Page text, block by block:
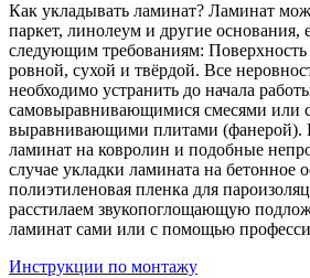
Как укладывать ламинат? Ламинат
паркет, линолеум и другие основания,
следующим требованиям:
ровной, сухой и твёрдой. Все
необходимо устранить до начала
самовыравнивающимися смесями или
выравнивающими плитами (фанерой).
ламинат на ковролин и подобные
случае укладки ламината на бетонное
полиэтиленовая пленка для
расстилаем звукопоглощающую
ламинат сами или с помощью
Инструкции по монтажу